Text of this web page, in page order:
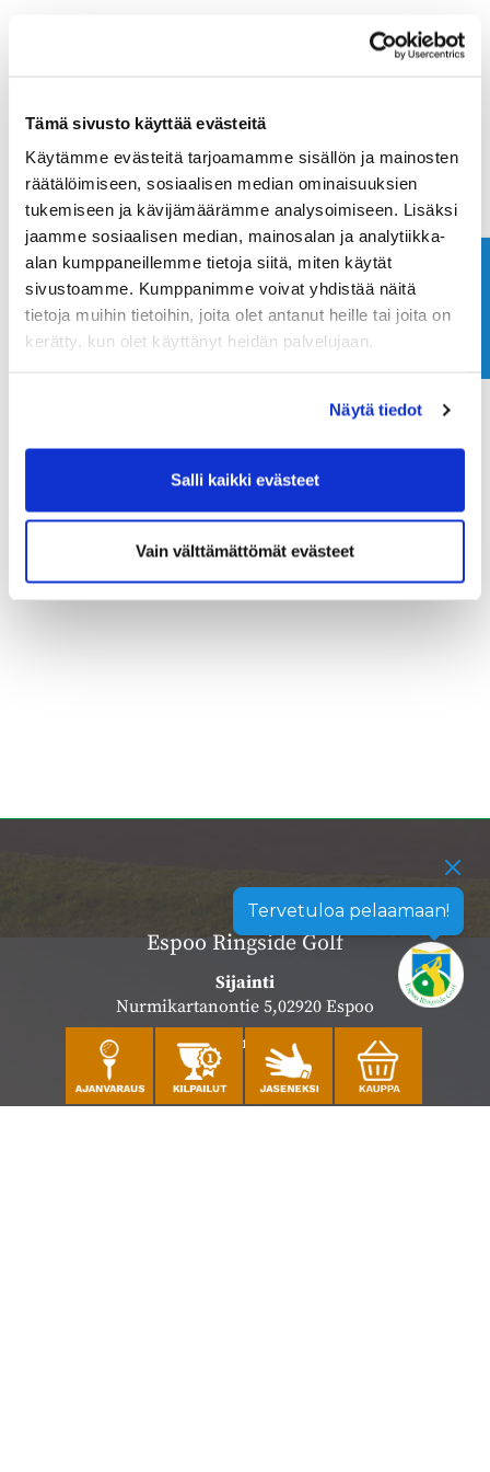
Tämä sivusto käyttää evästeitä
Käytämme evästeitä tarjoamamme sisällön ja mainosten
räätälöimiseen, sosiaalisen median ominaisuuksien
tukemiseen ja kävijämäärämme analysoimiseen. Lisäksi
jaamme sosiaalisen median, mainosalan ja analytiikka-
alan kumppaneillemme tietoja siitä, miten käytät
sivustoamme. Kumppanimme voivat yhdistää näitä
tietoja muihin tietoihin, joita olet antanut heille tai joita on
kerätty, kun olet käyttänyt heidän palvelujaan.
Näytä tiedot
Salli kaikki evästeet
Vain välttämättömät evästeet
Tervetuloa pelaamaan!
Espoo Ringside Golf
Sijainti
Nurmikartanontie 5,02920 Espoo
Katso sijainti kartalla